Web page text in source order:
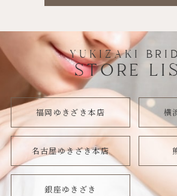
YUKIZAKI
STORE
福岡ゆきざき本店 横
名古屋ゆきざき本店
銀座ゆきざき